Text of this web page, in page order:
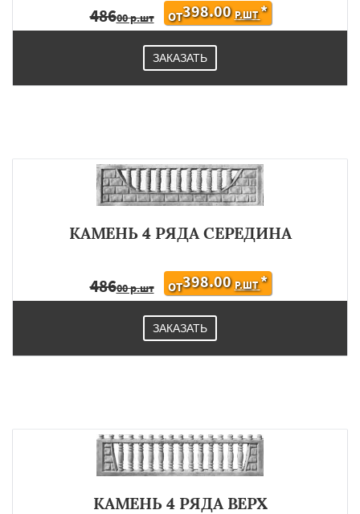
48600 р.шт ОТ398.00 Р.ШТ*
ЗАКАЗАТЬ
КАМЕНЬ 4 РЯДА СЕРЕДИНА
48600 р.шт ОТ398.00 Р.ШТ*
ЗАКАЗАТЬ
КАМЕНЬ 4 РЯДА ВЕРХ